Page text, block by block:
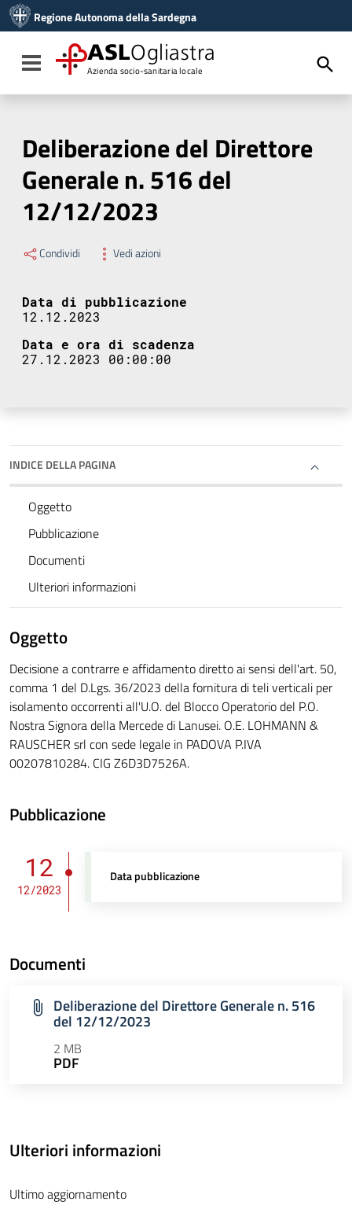
Vai al menu di navigazione
Vai al footer
Regione Autonoma della Sardegna
Toggle navigation
ASLOgliastra
Azienda socio-sanitaria locale
Deliberazione del Direttore
Generale n. 516 del
12/12/2023
Condividi Vedi azioni
Data di pubblicazione
12.12.2023
Data e ora di scadenza
27.12.2023 00:00:00
INDICE DELLA PAGINA
Oggetto
Pubblicazione
Documenti
Ulteriori informazioni
Oggetto
Decisione a contrarre e affidamento diretto ai sensi dell'art. 50,
comma 1 del D.Lgs. 36/2023 della fornitura di teli verticali per
isolamento occorrenti all'U.O. del Blocco Operatorio del P.O.
Nostra Signora della Mercede di Lanusei. O.E. LOHMANN &
RAUSCHER srl con sede legale in PADOVA P.IVA
00207810284. CIG Z6D3D7526A.
Pubblicazione
12
12/2023
Data pubblicazione
Documenti
Deliberazione del Direttore Generale n. 516
del 12/12/2023
2 MB
PDF
Ulteriori informazioni
Ultimo aggiornamento